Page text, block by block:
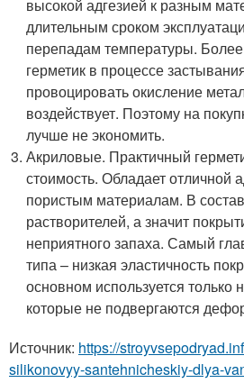
высокой адгезией к разным
длительным сроком
перепадам температуры.
герметик в процессе
провоцировать окисление
воздействует. Поэтому на
лучше не экономить.
Акриловые. Практичный
стоимость. Обладает отличной
пористым материалам. В
растворителей, а значит
неприятного запаха. Самый
типа – низкая эластичность
основном используется только
которые не подвергаются
Источник: https://
silikonovyy-santehnicheskiy-dlya-